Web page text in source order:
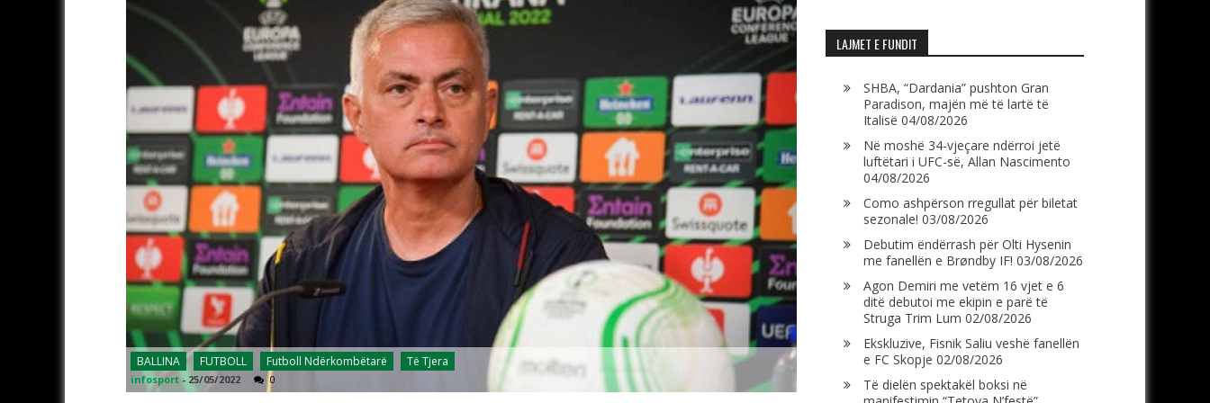
BALLINA FUTBOLL Futboll Ndërkombëtarë Të Tjera
infosport - 25/05/2022 0
LAJMET E FUNDIT
SHBA, “Dardania” pushton Gran
Paradison, majën më të lartë të
Italisë 04/08/2026
Në moshë 34-vjeçare ndërroi jetë
luftëtari i UFC-së, Allan Nascimento
04/08/2026
Como ashpërson rregullat për biletat
sezonale! 03/08/2026
Debutim ëndërrash për Olti Hysenin
me fanellën e Brøndby IF! 03/08/2026
Agon Demiri me vetëm 16 vjet e 6
ditë debutoi me ekipin e parë të
Struga Trim Lum 02/08/2026
Ekskluzive, Fisnik Saliu veshë fanellën
e FC Skopje 02/08/2026
Të dielën spektakël boksi në